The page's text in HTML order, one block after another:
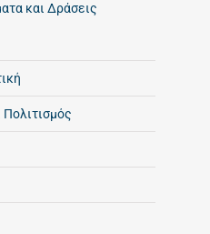
και Δράσεις